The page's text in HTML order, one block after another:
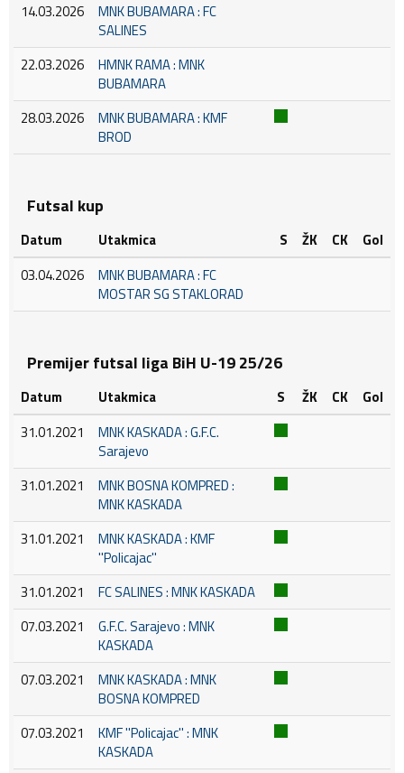
14.03.2026
MNK BUBAMARA : FC
SALINES
22.03.2026
HMNK RAMA : MNK
BUBAMARA
28.03.2026
MNK BUBAMARA : KMF
BROD
Futsal kup
Datum Utakmica S ŽK CK
Gol
03.04.2026
MNK BUBAMARA : FC
MOSTAR SG STAKLORAD
Premijer futsal liga BiH U-19 25/26
Datum Utakmica S ŽK CK
Gol
31.01.2021
MNK KASKADA : G.F.C.
Sarajevo
31.01.2021
MNK BOSNA KOMPRED :
MNK KASKADA
31.01.2021
MNK KASKADA : KMF
''Policajac''
31.01.2021
FC SALINES : MNK KASKADA
07.03.2021
G.F.C. Sarajevo : MNK
KASKADA
07.03.2021
MNK KASKADA : MNK
BOSNA KOMPRED
07.03.2021
KMF ''Policajac'' : MNK
KASKADA